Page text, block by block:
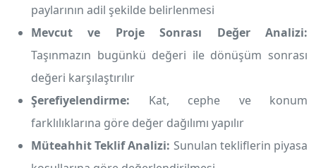
paylarının adil şekilde belirlenmesi
Mevcut ve Proje Sonrası Değer Analizi:
Taşınmazın bugünkü değeri ile dönüşüm sonrası
değeri karşılaştırılır
Şerefiyelendirme: Kat, cephe ve konum
farklılıklarına göre değer dağılımı yapılır
Müteahhit Teklif Analizi: Sunulan tekliflerin piyasa